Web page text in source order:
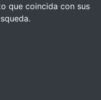
que coincida con sus